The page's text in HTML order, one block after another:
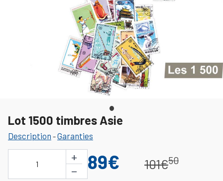
Lot 1500 timbres Asie
Description -Garanties
1
+
−
89€ 101€50